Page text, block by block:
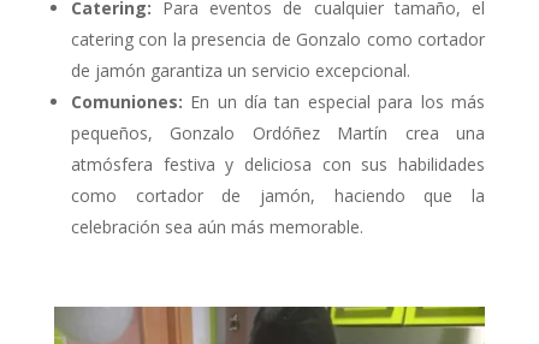
Catering: Para eventos de cualquier tamaño, el
catering con la presencia de Gonzalo como cortador
de jamón garantiza un servicio excepcional.
Comuniones: En un día tan especial para los más
pequeños, Gonzalo Ordóñez Martín crea una
atmósfera festiva y deliciosa con sus habilidades
como cortador de jamón, haciendo que la
celebración sea aún más memorable.